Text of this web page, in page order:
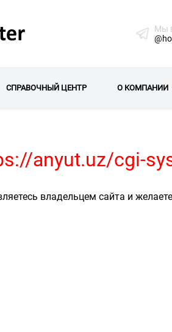
Мы
СПРАВОЧНЫЙ ЦЕНТР О КОМПАНИИ
anyut.uz/cgi-
владельцем сайта и